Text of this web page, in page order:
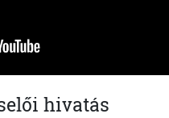
hivatás